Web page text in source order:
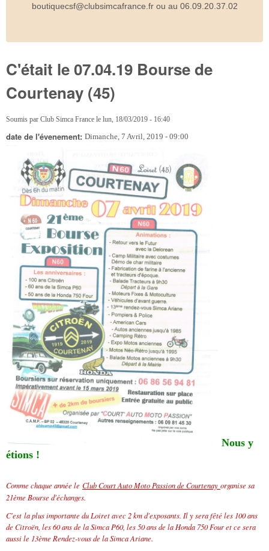
boutiquecsf@clubsimcafrance.fr ou au 06.09.20.37.02
C'était le 07.04.19 Bourse de
Courtenay (45)
Soumis par Club Simca France le lun, 18/03/2019 - 16:40
date de l'évenement: Dimanche, 7 Avril, 2019 - 09:00
Nous y
étions !
Comme chaque année le Club Court Auto Moto Passion de Courtenay organise sa
21ème Bourse d'échanges.
C'est la plus importante du Loiret avec 2 km d'exposants. Il y sera fêté les 100 ans
de Citroën, les 60 ans de la Simca P60, les 50 ans de la Honda 750 Four et ce sera
aussi le 13ème Rendez-vous de la Simca Ariane.